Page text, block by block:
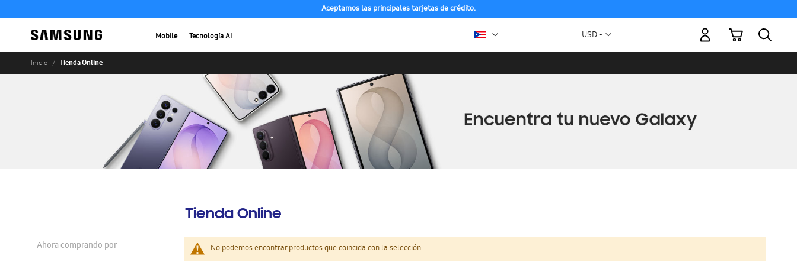
Aceptamos las principales tarjetas de crédito.
Mobile Tecnología AI Moneda
USD -
Mi carrito
Inicio Tienda Online
Tienda Online
No podemos encontrar productos que coincida con la selección.
Ahora comprando por